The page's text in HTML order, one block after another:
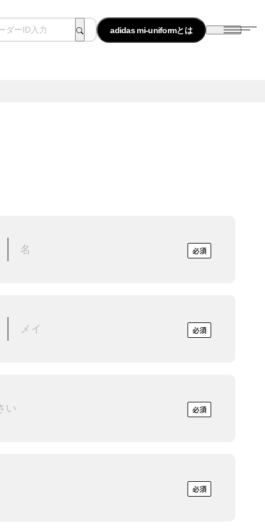
adidas mi-uniformとは
必須
必須
必須
必須